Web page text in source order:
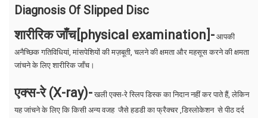
Diagnosis Of Slipped Disc
शारीरिक जाँच[physical examination]- आपकी
अनैच्छिक गतिविधियां, मांसपेशियों की मज़बूती, चलने की क्षमता और महसूस करने की क्षमता
जांचने के लिए शारीरिक जाँच।
एक्स-रे (X-ray)-खली एक्स-रे स्लिप डिस्क का निदान नहीं कर पाते हैं, लेकिन
यह जांचने के लिए कि किसी अन्य वजह जैसे हडडी का फ्रैक्चर ,डिस्लोकेशन से पीठ दर्द